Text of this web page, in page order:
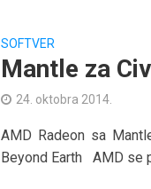
SOFTVER
Mantle za
24. oktobra 2014.
AMD Radeon sa
Beyond Earth AMD se